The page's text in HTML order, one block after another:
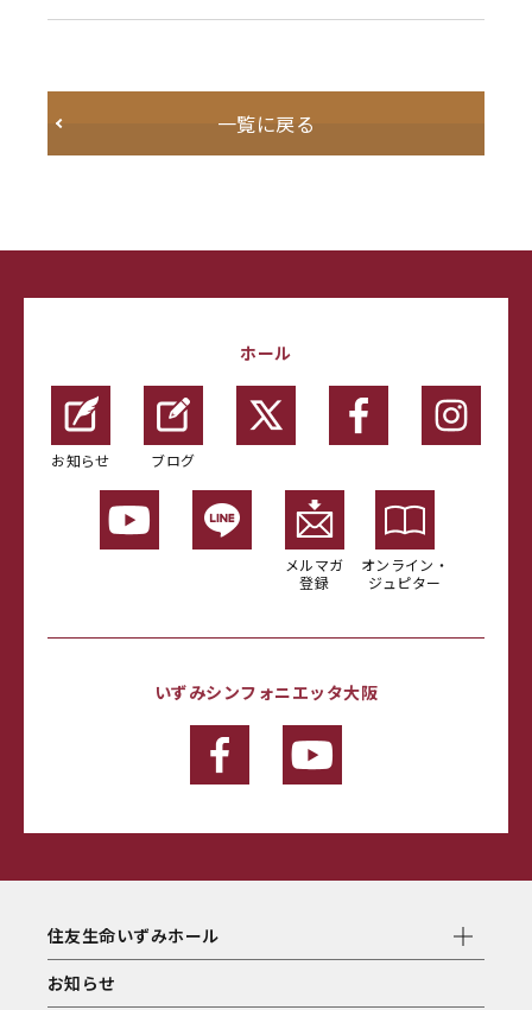
一覧に戻る
ホール
お知らせ ブログ
メルマガ
登録
オンライン・
ジュピター
いずみシンフォニエッタ大阪
住友生命いずみホール
お知らせ